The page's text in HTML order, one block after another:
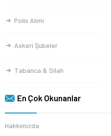
Polis Alımı
Askeri Şubeler
Tabanca & Silah
En Çok Okunanlar
Hakkımızda